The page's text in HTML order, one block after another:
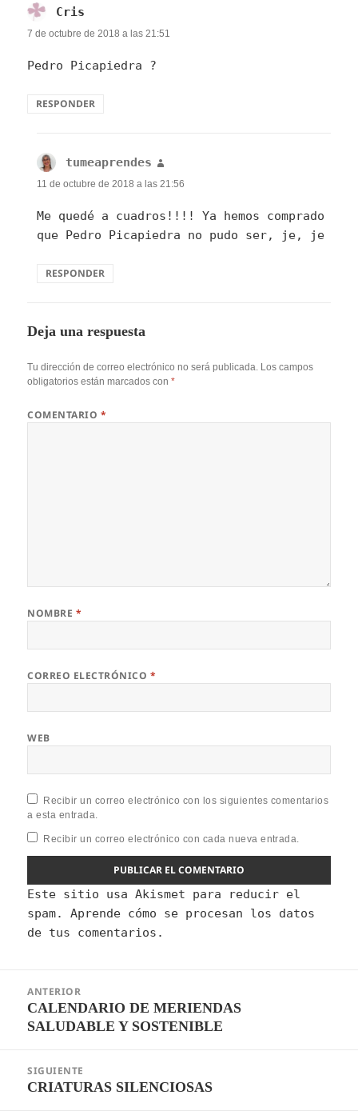
Cris
7 de octubre de 2018 a las 21:51
Pedro Picapiedra ?
RESPONDER
tumeaprendes
11 de octubre de 2018 a las 21:56
Me quedé a cuadros!!!! Ya hemos comprado
que Pedro Picapiedra no pudo ser, je, je
RESPONDER
Deja una respuesta
Tu dirección de correo electrónico no será publicada. Los campos
obligatorios están marcados con*
COMENTARIO *
NOMBRE *
CORREO ELECTRÓNICO *
WEB
Recibir un correo electrónico con los siguientes comentarios
a esta entrada.
Recibir un correo electrónico con cada nueva entrada.
Este sitio usa Akismet para reducir el
spam.Aprende cómo se procesan los datos
de tus comentarios.
ANTERIOR
Entrada
anterior:
CALENDARIO DE MERIENDAS
SALUDABLE Y SOSTENIBLE
SIGUIENTE
Entrada
CRIATURAS SILENCIOSAS